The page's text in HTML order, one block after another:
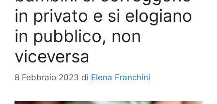
in privato e si elogiano
in pubblico, non
viceversa
8 Febbraio 2023 di Elena Franchini